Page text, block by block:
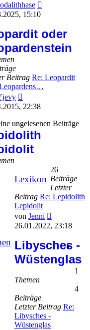
Lexikon
15:10
oder
Beitrag Re: Leopardit
Beitrag
22:38
26
Beiträge
Letzter
Beitrag Re: Lepidolith
Lepidolit
von Jenni
Beitrag
26.01.2022, 23:18
Libysches -
Wüstenglas
1
Themen
4
Beiträge
Letzter Beitrag Re:
Libysches -
Wüstenglas